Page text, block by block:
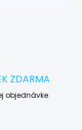
ZDARMA
objednávke.